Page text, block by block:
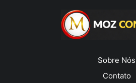
Sobre Nós
Contato